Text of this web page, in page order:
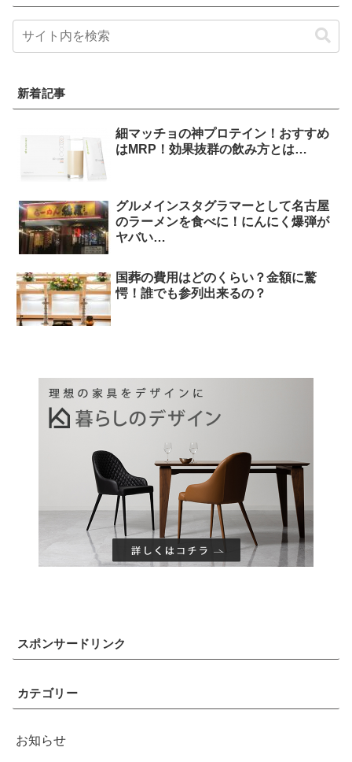
新着記事
細マッチョの神プロテイン！おすすめ
はMRP！効果抜群の飲み方とは…
グルメインスタグラマーとして名古屋
のラーメンを食べに！にんにく爆弾が
ヤバい…
国葬の費用はどのくらい？金額に驚
愕！誰でも参列出来るの？
スポンサードリンク
カテゴリー
お知らせ